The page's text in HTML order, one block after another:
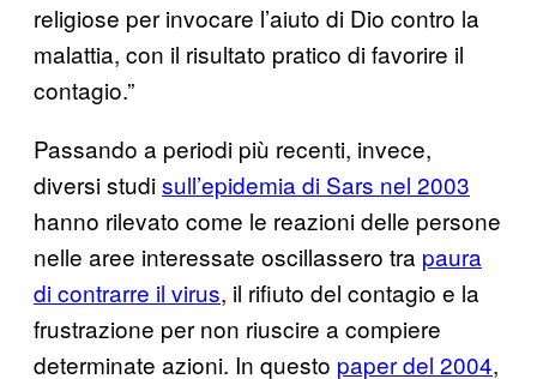
religiose per invocare l’aiuto di Dio contro la
malattia, con il risultato pratico di favorire il
contagio.”
Passando a periodi più recenti, invece,
diversi studisull’epidemia di Sars nel 2003
hanno rilevato come le reazioni delle persone
nelle aree interessate oscillassero tra paura
di contrarre il virus, il rifiuto del contagio e la
frustrazione per non riuscire a compiere
determinate azioni. In questo paper del 2004,